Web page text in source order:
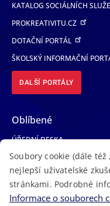
KATALOG SOCIÁLNÍCH
PROKREATIVITU.CZ
DOTAČNÍ PORTÁL
ŠKOLSKÝ INFORMAČNÍ
DALŠÍ PORTÁLY
Oblíbené
ÚŘEDNÍ DESKA
TELEFONNÍ SEZNAM
LÉKAŘSKÁ POHOTOVOST
VOLNÁ MÍSTA
Soubory cookie (dále též
nejlepší uživatelské
stránkami. Podrobné
Informace o souborech